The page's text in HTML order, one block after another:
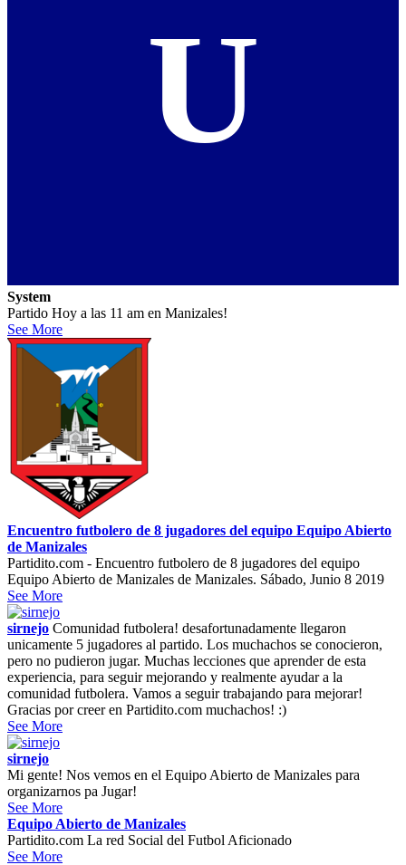
U
System
Partido Hoy a las 11 am en Manizales!
See More
Encuentro futbolero de 8 jugadores del equipo Equipo Abierto
de Manizales
Partidito.com - Encuentro futbolero de 8 jugadores del equipo
Equipo Abierto de Manizales de Manizales. Sábado, Junio 8 2019
See More
sirnejo Comunidad futbolera! desafortunadamente llegaron
unicamente 5 jugadores al partido. Los muchachos se conocieron,
pero no pudieron jugar. Muchas lecciones que aprender de esta
experiencia, para seguir mejorando y realmente ayudar a la
comunidad futbolera. Vamos a seguir trabajando para mejorar!
Gracias por creer en Partidito.com muchachos! :)
See More
sirnejo
Mi gente! Nos vemos en el Equipo Abierto de Manizales para
organizarnos pa Jugar!
See More
Equipo Abierto de Manizales
Partidito.com La red Social del Futbol Aficionado
See More